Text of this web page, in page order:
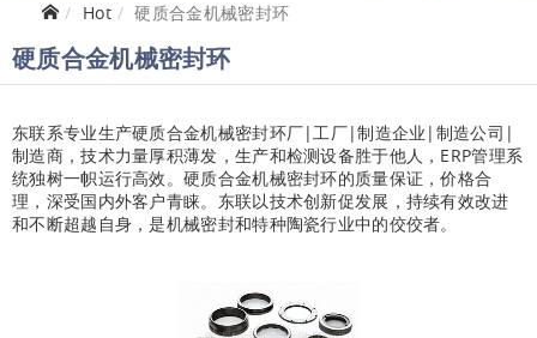
Hot 硬质合金机械密封环
硬质合金机械密封环
东联系专业生产硬质合金机械密封环厂|工厂|制造企业|制造公司|
制造商，技术力量厚积薄发，生产和检测设备胜于他人，ERP管理系
统独树一帜运行高效。硬质合金机械密封环的质量保证，价格合
理，深受国内外客户青睐。东联以技术创新促发展，持续有效改进
和不断超越自身，是机械密封和特种陶瓷行业中的佼佼者。